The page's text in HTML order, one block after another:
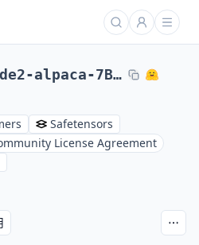
claude2-alpaca-7B-AWQ
Safetensors
License Agreement